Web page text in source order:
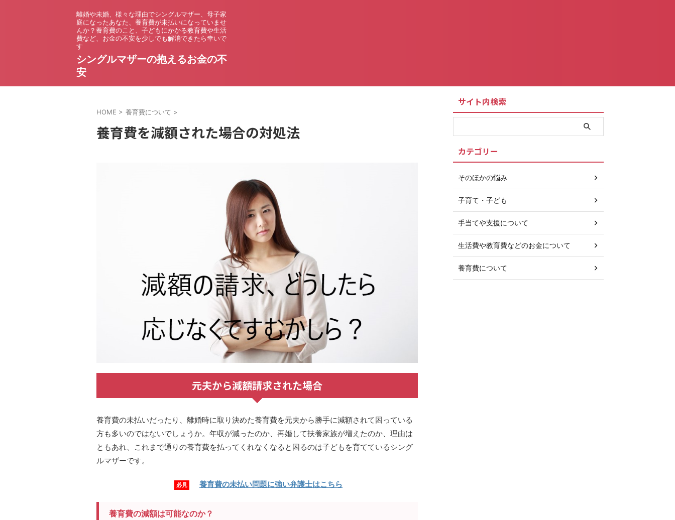
離婚や未婚、様々な理由でシングルマザー、母子家
庭になったあなた、養育費が未払いになっていませ
んか？養育費のこと、子どもにかかる教育費や生活
費など、お金の不安を少しでも解消できたら幸いで
す
シングルマザーの抱えるお金の不
安
HOME > 養育費について >
養育費を減額された場合の対処法
元夫から減額請求された場合
養育費の未払いだったり、離婚時に取り決めた養育費を元夫から勝手に減額されて困っている
方も多いのではないでしょうか。年収が減ったのか、再婚して扶養家族が増えたのか、理由は
ともあれ、これまで通りの養育費を払ってくれなくなると困るのは子どもを育てているシング
ルマザーです。
必見 養育費の未払い問題に強い弁護士はこちら
養育費の減額は可能なのか？
サイト内検索
カテゴリー
そのほかの悩み
子育て・子ども
手当てや支援について
生活費や教育費などのお金について
養育費について